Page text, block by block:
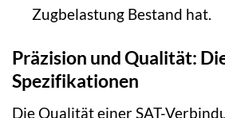
Zugbelastung Bestand hat.
Präzision und Qualität:
Spezifikationen
Die Qualität einer SAT-